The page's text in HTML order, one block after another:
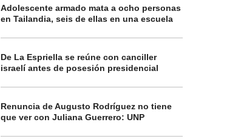
Adolescente armado mata a ocho personas
en Tailandia, seis de ellas en una escuela
De La Espriella se reúne con canciller
israelí antes de posesión presidencial
Renuncia de Augusto Rodríguez no tiene
que ver con Juliana Guerrero: UNP